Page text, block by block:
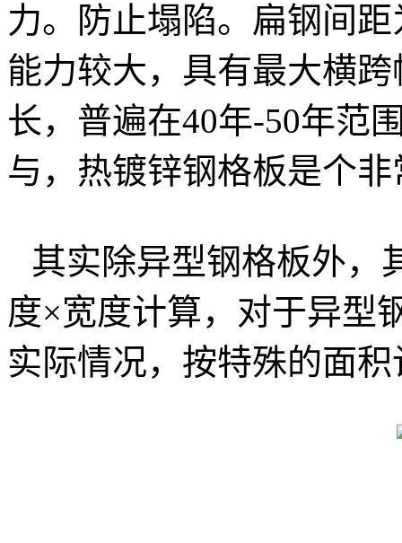
力。防止塌陷。扁钢间距
能力较大，具有最大横
长，普遍在40年-50年范
与，热镀锌钢格板是个
其实除异型钢格板外，
度×宽度计算，对于异型
实际情况，按特殊的面